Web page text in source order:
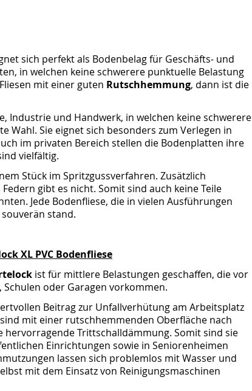
sich perfekt als Bodenbelag für Geschäfts- und
in welchen keine schwerere punktuelle Belastung
mit einer guten Rutschhemmung, dann ist die
Industrie und Handwerk, in welchen keine schwerere
Wahl. Sie eignet sich besonders zum Verlegen in
im privaten Bereich stellen die Bodenplatten ihre
vielfältig.
Stück im Spritzgussverfahren. Zusätzlich
gibt es nicht. Somit sind auch keine Teile
Jede Bodenfliese, die in vielen Ausführungen
stand.
XL PVC Bodenfliese
ist für mittlere Belastungen geschaffen, die vor
oder Garagen vorkommen.
Beitrag zur Unfallverhütung am Arbeitsplatz
mit einer rutschhemmenden Oberfläche nach
hervorragende Trittschalldämmung. Somit sind sie
Einrichtungen sowie in Seniorenheimen
lassen sich problemlos mit Wasser und
mit dem Einsatz von Reinigungsmaschinen